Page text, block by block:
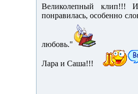
Великолепный клип!!! И
понравилась, особенно
любовь."
Лара и Саша!!!